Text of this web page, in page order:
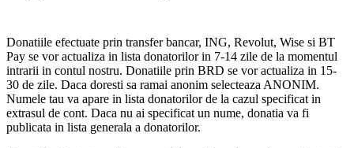
Donatiile efectuate prin transfer bancar, ING, Revolut, Wise si BT
Pay se vor actualiza in lista donatorilor in 7-14 zile de la momentul
intrarii in contul nostru. Donatiile prin BRD se vor actualiza in 15-
30 de zile. Daca doresti sa ramai anonim selecteaza ANONIM.
Numele tau va apare in lista donatorilor de la cazul specificat in
extrasul de cont. Daca nu ai specificat un nume, donatia va fi
publicata in lista generala a donatorilor.